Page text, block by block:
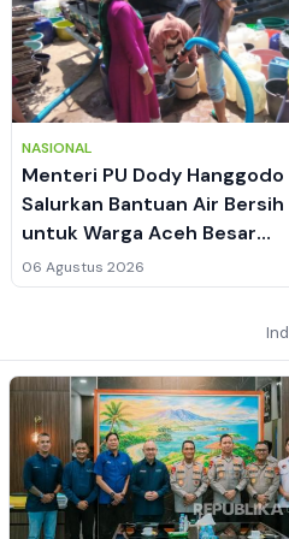
NASIONAL
Menteri PU Dody Hanggodo
Salurkan Bantuan Air Bersih
untuk Warga Aceh Besar
Kekeringan
06 Agustus 2026